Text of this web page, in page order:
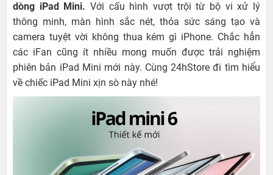
dòng iPad Mini. Với cấu hình vượt trội từ bộ vi xử lý
thông minh, màn hình sắc nét, thỏa sức sáng tạo và
camera tuyệt vời không thua kém gì iPhone. Chắc hẳn
các iFan cũng ít nhiều mong muốn được trải nghiệm
phiên bản iPad Mini mới này. Cùng 24hStore đi tìm hiểu
về chiếc iPad Mini xịn sò này nhé!